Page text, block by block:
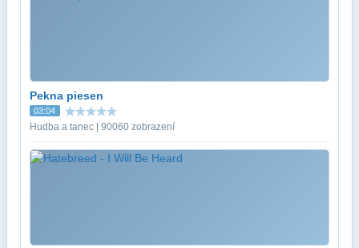
Pekna piesen
03:04
Hudba a tanec | 90060 zobrazení